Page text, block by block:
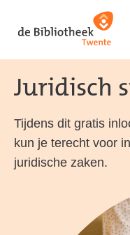
direct
content
direct
footer
naar
de
homepagina
Juridisch
Tijdens dit gratis
kun je terecht voor
juridische zaken.